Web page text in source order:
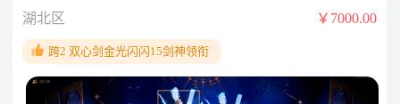
+3头红12+9头红11》《主角色满节日特色附魔》《13套
龙袍》《2套无形心剑》《剑神26双尊+秘宝左槽+武器15
耳环右槽红13其余红12》《红眼26双尊武器红13其余红
12》《战法26双尊武器红13其余红12》《旅人26双尊武
湖北区 ￥7000.00
跨2 双心剑金光闪闪15剑神领衔